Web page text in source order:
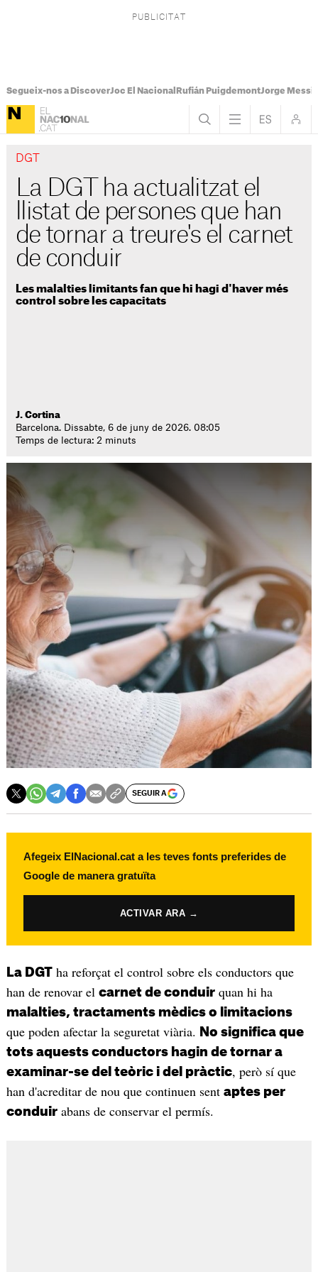
Segueix-nos a DiscoverJoc El Nacional Rufián PuigdemontJorge Messi
DGT
La DGT ha actualitzat el
llistat de persones que han
de tornar a treure's el carnet
de conduir
Les malalties limitants fan que hi hagi d'haver més
control sobre les capacitats
J. Cortina
Barcelona. Dissabte, 6 de juny de 2026. 08:05
Temps de lectura: 2 minuts
SEGUIR A
Afegeix ElNacional.cat a les teves fonts preferides de
Google de manera gratuïta
ACTIVAR ARA →
La DGTha reforçat el control sobre els conductors que
han de renovar el carnet de conduirquan hi ha
malalties, tractaments mèdics o limitacions
que poden afectar la seguretat viària.
No significa que
tots aquests conductors hagin de tornar a
examinar-se del teòric i del pràctic, però sí que
han d'acreditar de nou que continuen sent aptes per
conduirabans de conservar el permís.